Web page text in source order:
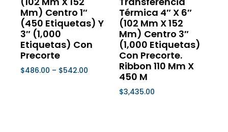
Mm) Centro 1″
(450 Etiquetas) Y
3″ (1,000
Etiquetas) Con
Precorte
$486.00 – $542.00
página
producto
Térmica 4″ X 6″
(102 Mm X 152
Mm) Centro 3″
(1,000 Etiquetas)
Con Precorte.
Ribbon 110 Mm X
450 M
$3,435.00
de